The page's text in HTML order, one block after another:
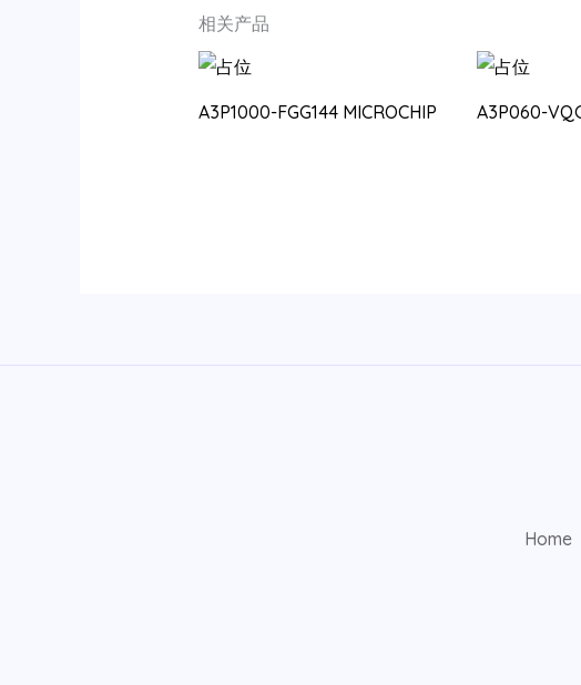
相关产品
A3P1000-FGG144 MICROCHIP A3P060-
Home